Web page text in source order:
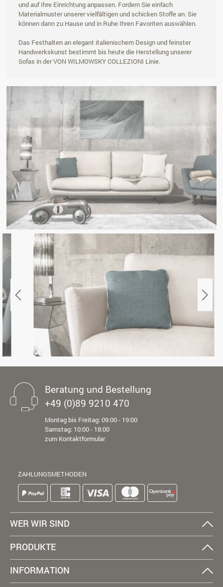
und auf Ihre Einrichtung anpassen. Fordern Sie einfach
Materialmuster unserer vielfältigen und schicken Stoffe an. Sie
können dann zu Hause und in Ruhe Ihren Favoriten auswählen.
Das Festhalten an elegant italienischem Design und feinster
Handwerkskunst bestimmt bis heute die Herstellung unserer
Sofas in der VON WILMOWSKY COLLEZIONI Linie.
Beratung und Bestellung
+49 (0)89 9210 470
Montag bis Freitag: 09:00 - 19:00
Samstag: 10:00 - 18:00
zum Kontaktformular
ZAHLUNGSMETHODEN
WER WIR SIND
PRODUKTE
INFORMATION